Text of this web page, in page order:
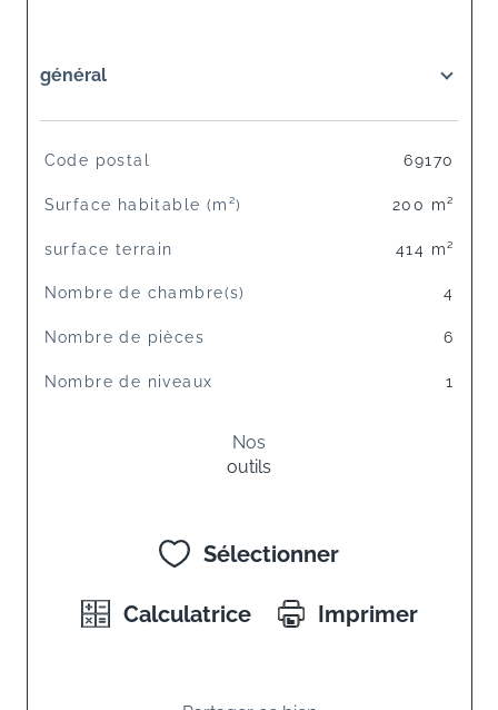
général
TRAD_SIROCCO_Caracteristique
Code postal 69170
Surface habitable (m²) 200 m²
surface terrain 414 m²
Nombre de chambre(s) 4
Nombre de pièces 6
Nombre de niveaux 1
Nos
outils
Sélectionner
Calculatrice Imprimer